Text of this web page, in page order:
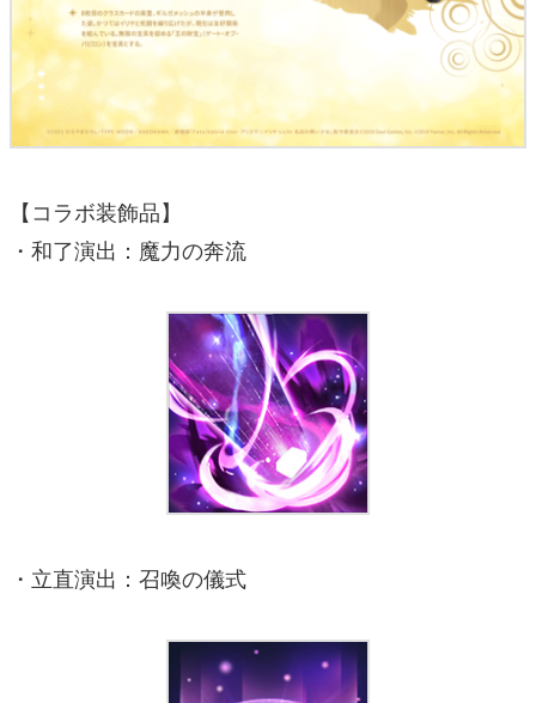
【コラボ装飾品】
・和了演出：魔力の奔流
・立直演出：召喚の儀式